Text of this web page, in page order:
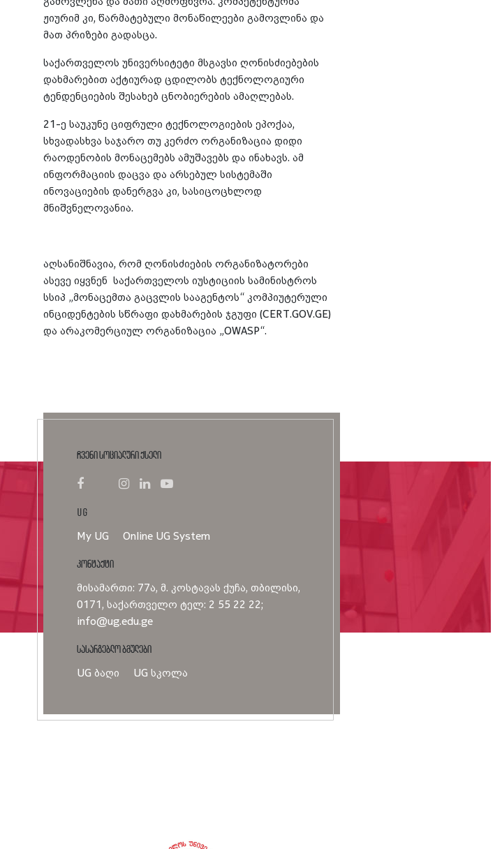
ჟიურიმ კი, წარმატებული მონაწილეები გამოვლინა და
მათ პრიზები გადასცა.
საქართველოს უნივერსიტეტი მსგავსი ღონისძიებების
დახმარებით აქტიურად ცდილობს ტექნოლოგიური
ტენდენციების შესახებ ცნობიერების ამაღლებას.
21-ე საუკუნე ციფრული ტექნოლოგიების ეპოქაა,
სხვადასხვა საჯარო თუ კერძო ორგანიზაცია დიდი
რაოდენობის მონაცემებს ამუშავებს და ინახავს. ამ
ინფორმაციის დაცვა და არსებულ სისტემაში
ინოვაციების დანერგვა კი, სასიცოცხლოდ
მნიშვნელოვანია.
აღსანიშნავია, რომ ღონისძიების ორგანიზატორები
ასევე იყვნენ საქართველოს იუსტიციის სამინისტროს
სსიპ „მონაცემთა გაცვლის სააგენტოს“ კომპიუტერული
ინციდენტების სწრაფი დახმარების ჯგუფი (CERT.GOV.GE)
და არაკომერციულ ორგანიზაცია „OWASP“.
ჩვენი სოციალური ქსელი
UG
My UG Online UG System
კონტაქტი
მისამართი: 77ა, მ. კოსტავას ქუჩა, თბილისი,
0171, საქართველო ტელ: 2 55 22 22;
info@ug.edu.ge
სასარგებლო ბმულები
UG ბაღი UG სკოლა